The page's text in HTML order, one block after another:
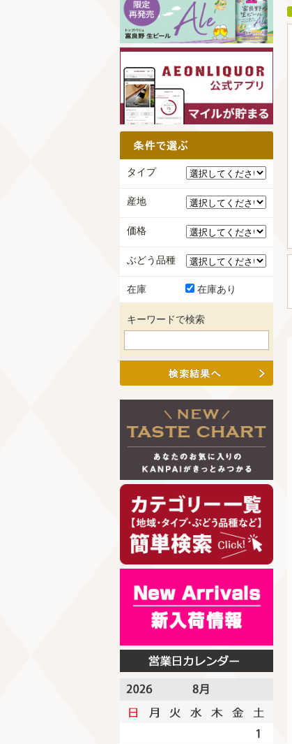
タイプ
産地
価格
ぶどう品種
在庫 在庫あり
キーワードで検索